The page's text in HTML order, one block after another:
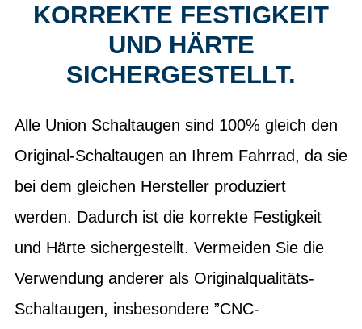
KORREKTE FESTIGKEIT
UND HÄRTE
SICHERGESTELLT.
Alle Union Schaltaugen sind 100% gleich den
Original-Schaltaugen an Ihrem Fahrrad, da sie
bei dem gleichen Hersteller produziert
werden. Dadurch ist die korrekte Festigkeit
und Härte sichergestellt. Vermeiden Sie die
Verwendung anderer als Originalqualitäts-
Schaltaugen, insbesondere ”CNC-